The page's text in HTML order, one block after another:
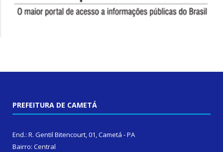
PREFEITURA DE CAMETÁ
End.: R. Gentil Bitencourt, 01, Cametá - PA
Bairro: Central